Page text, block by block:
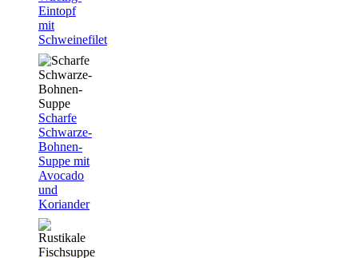
Eintopf
mit
Schweinefilet
Scharfe
Schwarze-
Bohnen-
Suppe mit
Avocado
und
Koriander